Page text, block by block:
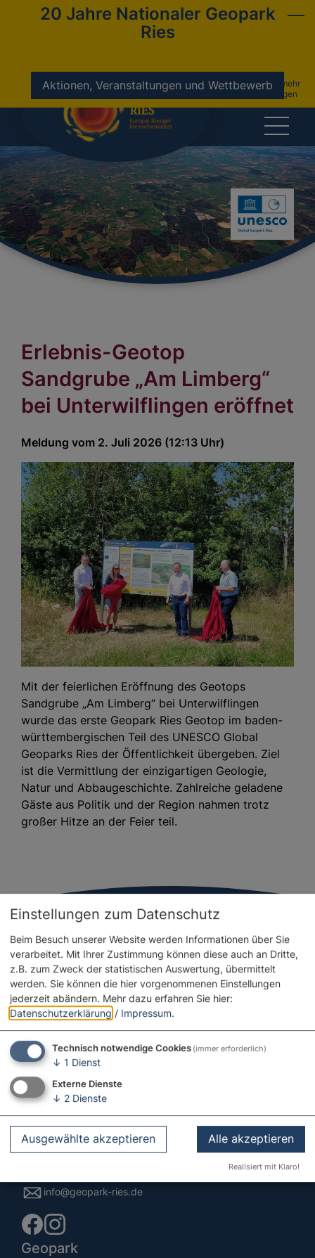
20 Jahre Nationaler Geopark
Ries
Aktionen, Veranstaltungen und Wettbewerbnicht mehr
anzeigen
Erlebnis-Geotop
Sandgrube „Am Limberg“
bei Unterwilflingen eröffnet
Meldung vom 2. Juli 2026 (12:13 Uhr)
Mit der feierlichen Eröffnung des Geotops
Sandgrube „Am Limberg“ bei Unterwilflingen
wurde das erste Geopark Ries Geotop im baden-
württembergischen Teil des UNESCO Global
Geoparks Ries der Öffentlichkeit übergeben. Ziel
ist die Vermittlung der einzigartigen Geologie,
Natur und Abbaugeschichte. Zahlreiche geladene
Gäste aus Politik und der Region nahmen trotz
großer Hitze an der Feier teil.
Pflegstraße 2
86609 Donauwörth
info@geopark-ries.de
Geopark
Einstellungen zum Datenschutz
Beim Besuch unserer Website werden Informationen über Sie
verarbeitet. Mit Ihrer Zustimmung können diese auch an Dritte,
z.B. zum Zweck der statistischen Auswertung, übermittelt
werden. Sie können die hier vorgenommenen Einstellungen
jederzeit abändern. Mehr dazu erfahren Sie hier:
Datenschutzerklärung / Impressum.
Technisch notwendige Cookies (immer erforderlich)
↓ 1 Dienst
Externe Dienste
↓ 2 Dienste
Ausgewählte akzeptieren Alle akzeptieren
Realisiert mit Klaro!